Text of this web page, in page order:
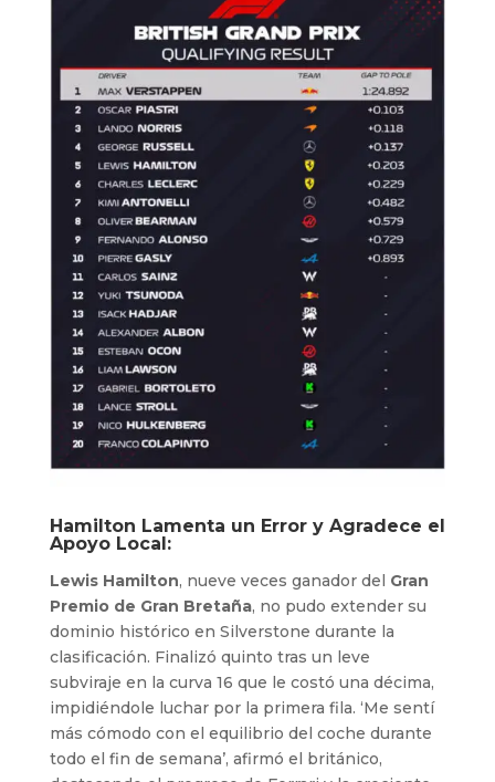
Hamilton Lamenta un Error y Agradece el
Apoyo Local:
Lewis Hamilton, nueve veces ganador del Gran
Premio de Gran Bretaña, no pudo extender su
dominio histórico en Silverstone durante la
clasificación. Finalizó quinto tras un leve
subviraje en la curva 16 que le costó una décima,
impidiéndole luchar por la primera fila. ‘Me sentí
más cómodo con el equilibrio del coche durante
todo el fin de semana’, afirmó el británico,